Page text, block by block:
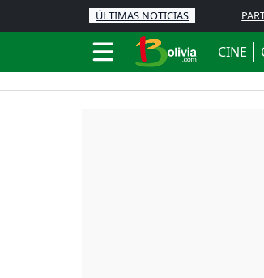
ÚLTIMAS NOTICIAS
CINE